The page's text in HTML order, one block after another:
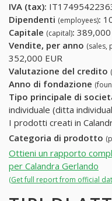
IVA (tax):
Dipendenti (employees):
Capitale (capital): 389,000
Vendite, per anno (sales,
352,000 EUR
Valutazione del credito
Anno di fondazione
Tipo principale di
individuale (ditta
I prodotti creati in
Categoria di prodotto
Ottieni un rapporto
per Calandra Gerlando
(Get full report from official